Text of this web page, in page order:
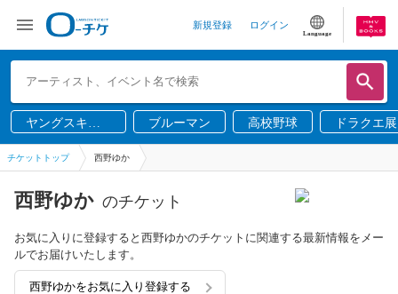
新規登録 ログイン
Language
ヤングスキニ
ー
ブルーマン 高校野球 ドラクエ展
チケットトップ 西野ゆか
西野ゆか のチケット
お気に入りに登録すると西野ゆかのチケットに関連する最新情報をメー
ルでお届けいたします。
西野ゆかをお気に入り登録する